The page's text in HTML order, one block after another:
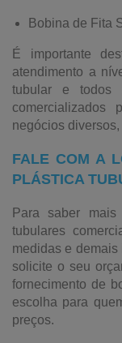
Bobina de Fita
É importante
atendimento a
tubular e todos
comercializados
negócios
FALE COM A
PLÁSTICA
Para saber
tubulares
medidas e
solicite o seu
fornecimento de
escolha para
preços.